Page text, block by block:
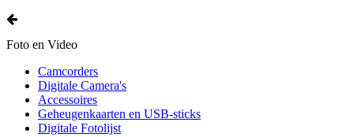
Foto en Video
Camcorders
Digitale Camera's
Accessoires
Geheugenkaarten en USB-sticks
Digitale Fotolijst